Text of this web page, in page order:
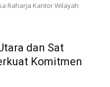
Raharja Kantor Wilayah
dan Sat
Komitmen